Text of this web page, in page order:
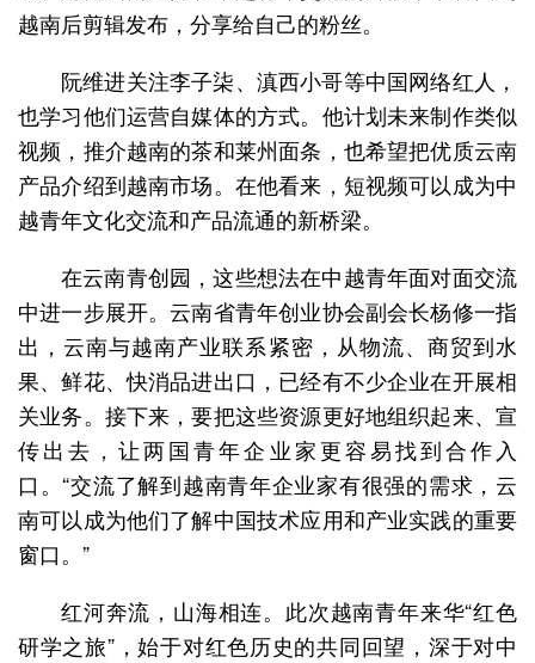
越南后剪辑发布，分享给自己的粉丝。
阮维进关注李子柒、滇西小哥等中国网络红人，
也学习他们运营自媒体的方式。他计划未来制作类似
视频，推介越南的茶和莱州面条，也希望把优质云南
产品介绍到越南市场。在他看来，短视频可以成为中
越青年文化交流和产品流通的新桥梁。
在云南青创园，这些想法在中越青年面对面交流
中进一步展开。云南省青年创业协会副会长杨修一指
出，云南与越南产业联系紧密，从物流、商贸到水
果、鲜花、快消品进出口，已经有不少企业在开展相
关业务。接下来，要把这些资源更好地组织起来、宣
传出去，让两国青年企业家更容易找到合作入
口。“交流了解到越南青年企业家有很强的需求，云
南可以成为他们了解中国技术应用和产业实践的重要
窗口。”
红河奔流，山海相连。此次越南青年来华“红色
研学之旅”，始于对红色历史的共同回望，深于对中